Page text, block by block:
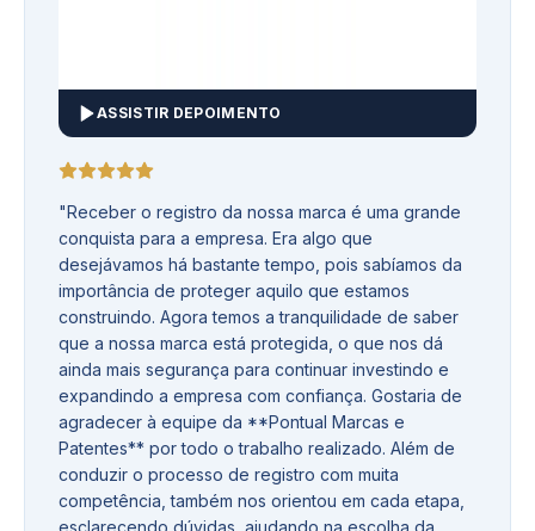
ASSISTIR DEPOIMENTO
"Receber o registro da nossa marca é uma grande
conquista para a empresa. Era algo que
desejávamos há bastante tempo, pois sabíamos da
importância de proteger aquilo que estamos
construindo. Agora temos a tranquilidade de saber
que a nossa marca está protegida, o que nos dá
ainda mais segurança para continuar investindo e
expandindo a empresa com confiança. Gostaria de
agradecer à equipe da **Pontual Marcas e
Patentes** por todo o trabalho realizado. Além de
conduzir o processo de registro com muita
competência, também nos orientou em cada etapa,